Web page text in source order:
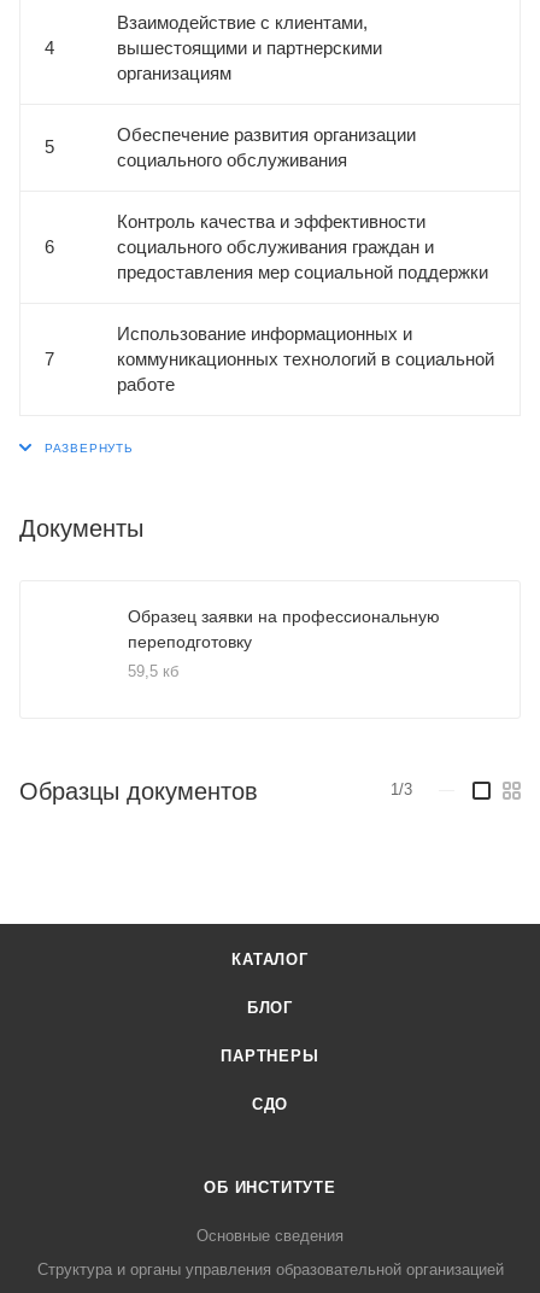
4
Взаимодействие с клиентами,
вышестоящими и партнерскими
организациям
5
Обеспечение развития организации
социального обслуживания
6
Контроль качества и эффективности
социального обслуживания граждан и
предоставления мер социальной поддержки
7
Использование информационных и
коммуникационных технологий в социальной
работе
Документы
Образец заявки на профессиональную
переподготовку
59,5 кб
Образцы документов 1/3
КАТАЛОГ
БЛОГ
ПАРТНЕРЫ
СДО
ОБ ИНСТИТУТЕ
Основные сведения
Структура и органы управления образовательной организацией